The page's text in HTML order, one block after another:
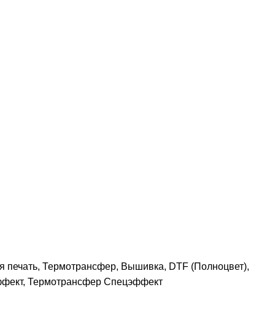
печать, Термотрансфер, Вышивка, DTF (Полноцвет),
Термотрансфер Спецэффект